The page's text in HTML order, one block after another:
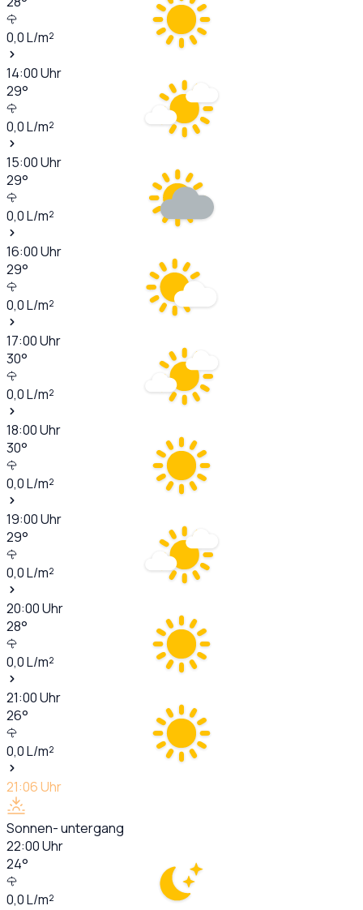
0,0L/m²
14:00Uhr
29°
0,0L/m²
15:00Uhr
29°
0,0L/m²
16:00Uhr
29°
0,0L/m²
17:00Uhr
30°
0,0L/m²
18:00Uhr
30°
0,0L/m²
19:00Uhr
29°
0,0L/m²
20:00Uhr
28°
0,0L/m²
21:00Uhr
26°
0,0L/m²
21:06Uhr
Sonnen- untergang
22:00Uhr
24°
0,0L/m²